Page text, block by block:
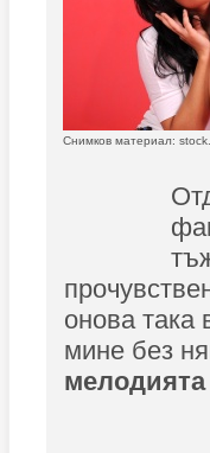
Снимков материал:
онова така
мине без
мелодията